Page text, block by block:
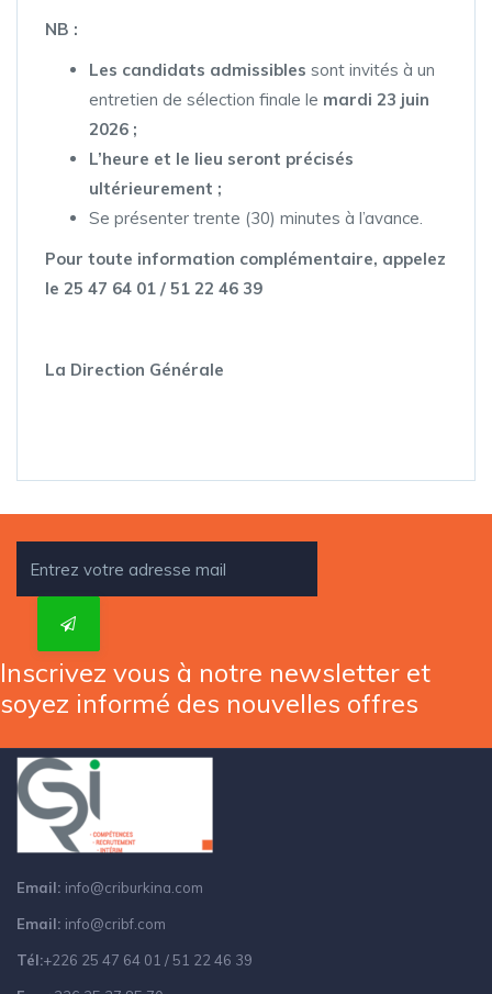
NB :
Les candidats admissibles sont invités à un
entretien de sélection finale le mardi 23 juin
2026 ;
L’heure et le lieu seront précisés
ultérieurement ;
Se présenter trente (30) minutes à l’avance.
Pour toute information complémentaire, appelez
le 25 47 64 01 / 51 22 46 39
La Direction Générale
Inscrivez vous à notre newsletter et
soyez informé des nouvelles offres
Email: info@criburkina.com
Email: info@cribf.com
Tél:+226 25 47 64 01 / 51 22 46 39